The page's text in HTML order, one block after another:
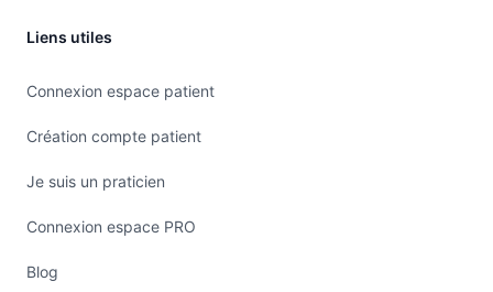
Liens utiles
Connexion espace patient
Création compte patient
Je suis un praticien
Connexion espace PRO
Blog